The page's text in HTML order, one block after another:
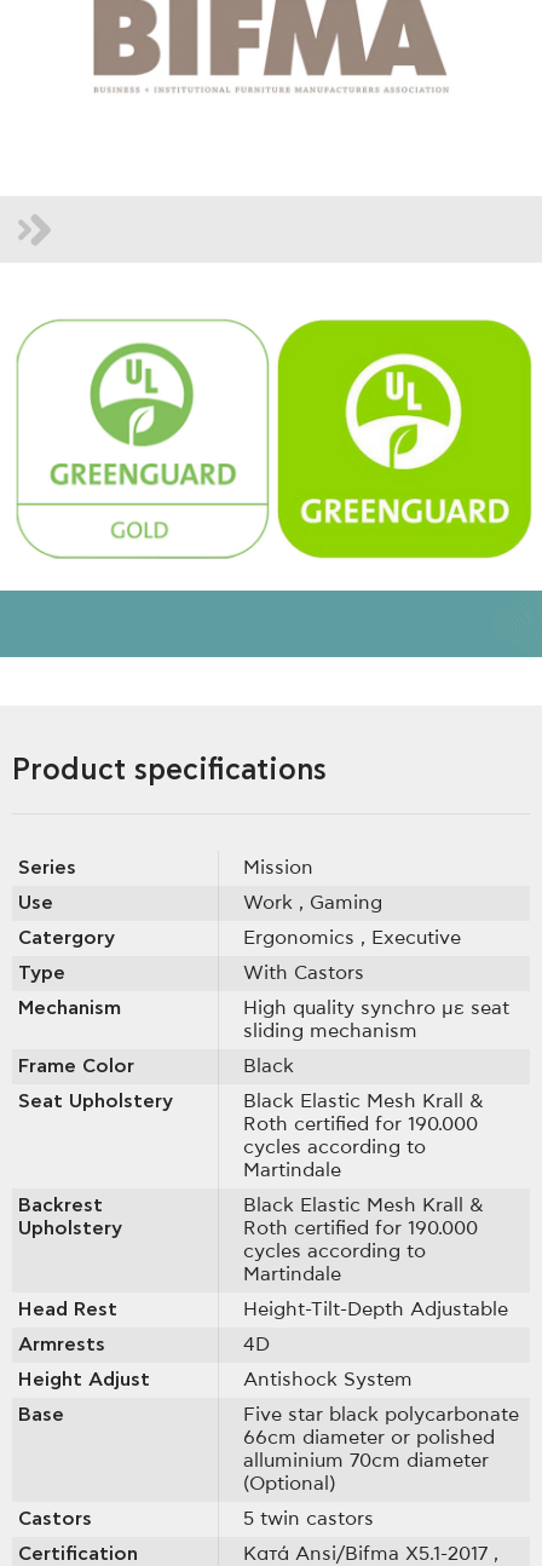
Product specifications
Series
Mission
Use
Work , Gaming
Catergory
Ergonomics , Executive
Type
With Castοrs
Mechanism
High quality synchro με seat
sliding mechanism
Frame Color
Black
Seat Upholstery
Black Elastic Mesh Krall &
Roth certified for 190.000
cycles according to
Martindale
Backrest
Upholstery
Black Elastic Mesh Krall &
Roth certified for 190.000
cycles according to
Martindale
Head Rest
Height-Tilt-Depth Adjustable
Armrests
4D
Height Adjust
Antishock System
Base
Five star black polycarbonate
66cm diameter or polished
alluminium 70cm diameter
(Optional)
Castors
5 twin castors
Certification
Κατά Ansi/Bifma X5.1-2017 ,